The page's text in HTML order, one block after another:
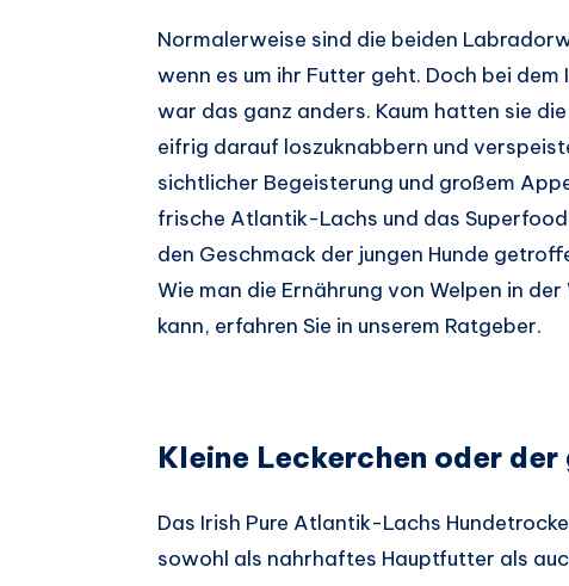
Normalerweise sind die beiden
wenn es um ihr Futter geht. Doch bei
war das ganz anders. Kaum hatten sie
eifrig darauf loszuknabbern und
sichtlicher Begeisterung und großem
frische Atlantik-Lachs und das
den Geschmack der jungen Hunde
Wie man die Ernährung von Welpen in
kann, erfahren Sie in unserem Ratgeber.
Kleine Leckerchen oder
Das Irish Pure Atlantik-Lachs
sowohl als nahrhaftes Hauptfutter als